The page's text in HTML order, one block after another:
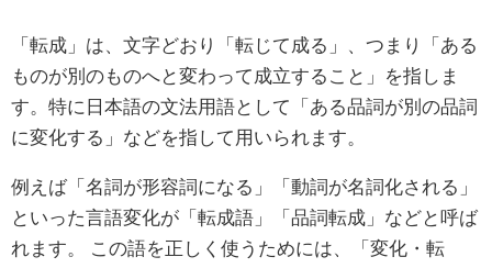
「転成」は、文字どおり「転じて成る」、つまり「ある
ものが別のものへと変わって成立すること」を指しま
す。特に日本語の文法用語として「ある品詞が別の品詞
に変化する」などを指して用いられます。
例えば「名詞が形容詞になる」「動詞が名詞化される」
といった言語変化が「転成語」「品詞転成」などと呼ば
れます。 この語を正しく使うためには、「変化・転